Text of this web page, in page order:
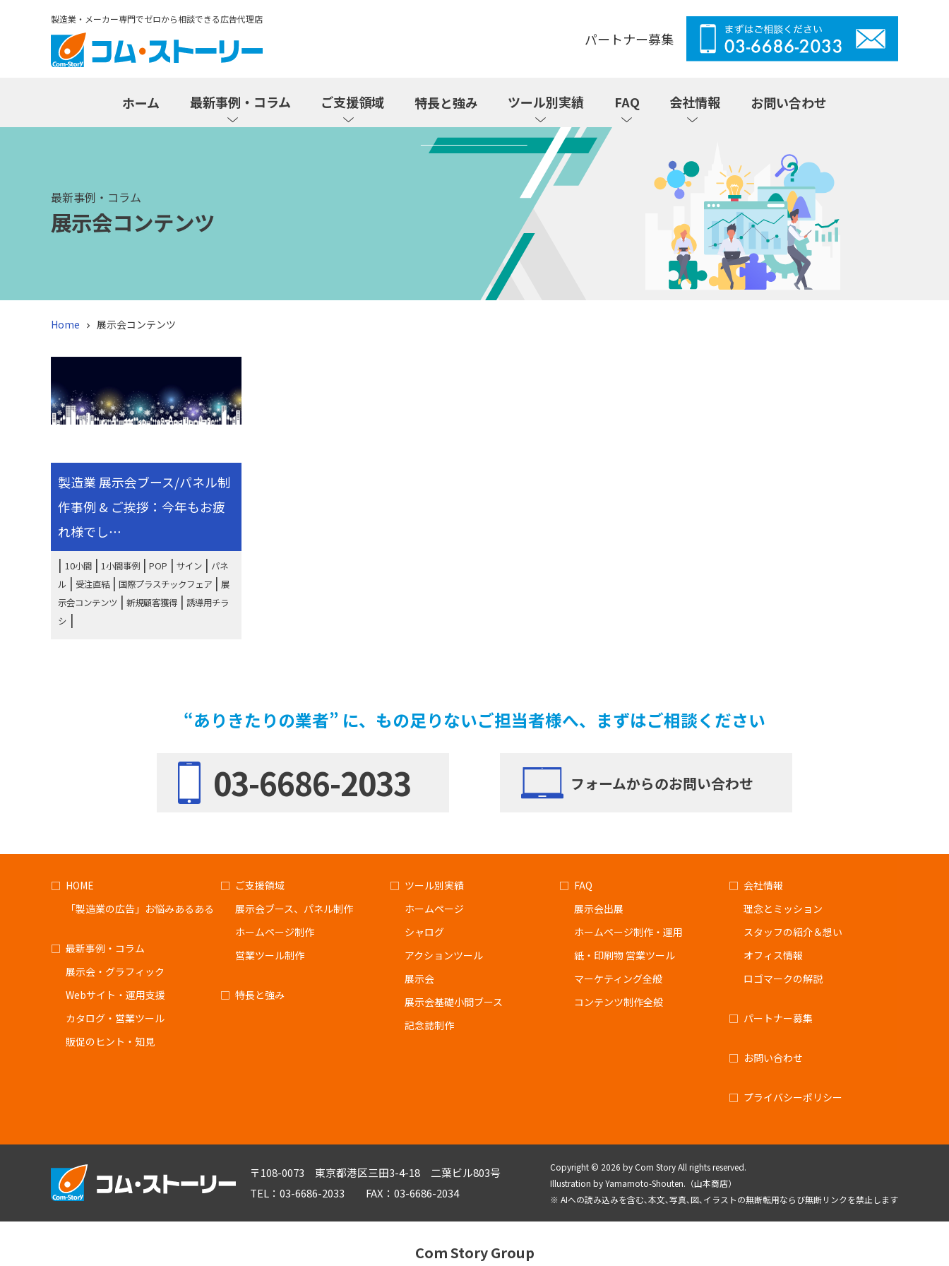
製造業・メーカー専門でゼロから相談できる広告代理店
パートナー募集
ホーム 最新事例・コラム ご支援領域 特長と強み ツール別実績 FAQ 会社情報 お問い合わせ
最新事例・コラム
展示会コンテンツ
Home  展示会コンテンツ
製造業 展示会ブース/パネル制
作事例 & ご挨拶：今年もお疲
れ様でし⋯
10小間 | 1小間事例 | POP | サイン | パネ
ル | 受注直結| 国際プラスチックフェア | 展
示会コンテンツ | 新規顧客獲得 | 誘導用チラ
シ
“ありきたりの業者” に、もの足りないご担当者様へ、まずはご相談ください
03-6686-2033 フォームからのお問い合わせ
HOME
「製造業の広告」お悩みあるある
最新事例・コラム
展示会・グラフィック
Webサイト・運用支援
カタログ・営業ツール
販促のヒント・知見
ご支援領域
展示会ブース、パネル制作
ホームページ制作
営業ツール制作
特長と強み
ツール別実績
ホームページ
シャログ
アクションツール
展示会
展示会基礎小間ブース
記念誌制作
FAQ
展示会出展
ホームページ制作・運用
紙・印刷物 営業ツール
マーケティング全般
コンテンツ制作全般
会社情報
理念とミッション
スタッフの紹介＆想い
オフィス情報
ロゴマークの解説
パートナー募集
お問い合わせ
プライバシーポリシー
〒108-0073 東京都港区三田3-4-18 二葉ビル803号
TEL：03-6686-2033 FAX：03-6686-2034
Copyright © 2026 by Com Story All rights reserved.
Illustration by Yamamoto-Shouten.（山本商店）
※ AIへの読み込みを含む､本文､写真､図､イラストの無断転用ならび無断リンクを禁止します
Com Story Group